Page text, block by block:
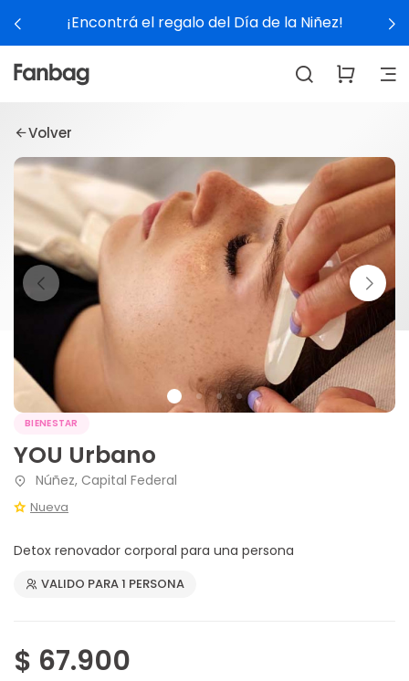
¡Encontrá el regalo del Día de la Niñez!
Volver
BIENESTAR
YOU Urbano
Núñez, Capital Federal
Nueva
Detox renovador corporal para una persona
VALIDO PARA 1 PERSONA
$ 67.900